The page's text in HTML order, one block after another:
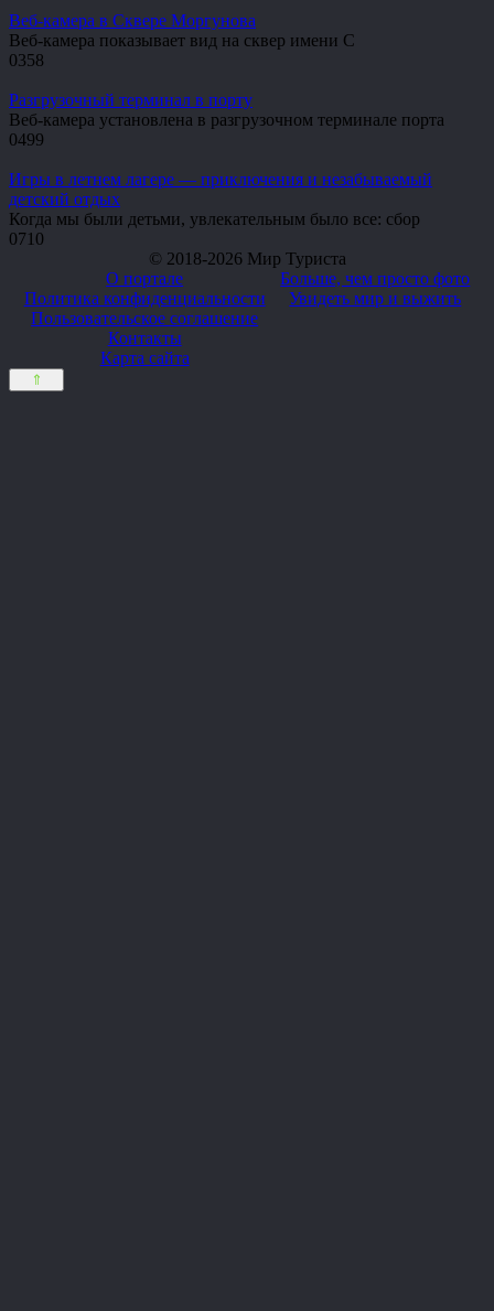
Веб-камера в Сквере Моргунова
Веб-камера показывает вид на сквер имени С
0358
Разгрузочный терминал в порту
Веб-камера установлена в разгрузочном терминале порта
0499
Игры в летнем лагере — приключения и незабываемый
детский отдых
Когда мы были детьми, увлекательным было все: сбор
0710
© 2018-2026 Мир Туриста
О портале
Политика конфиденциальности
Пользовательское соглашение
Контакты
Карта сайта
Больше, чем просто фото
Увидеть мир и выжить